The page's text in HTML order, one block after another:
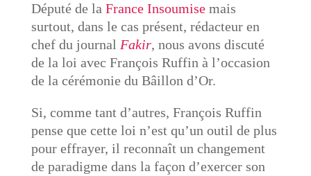
Député de la France Insoumisemais
surtout, dans le cas présent, rédacteur en
chef du journal Fakir, nous avons discuté
de la loi avec François Ruffin à l’occasion
de la cérémonie du Bâillon d’Or.
Si, comme tant d’autres, François Ruffin
pense que cette loi n’est qu’un outil de plus
pour effrayer, il reconnaît un changement
de paradigme dans la façon d’exercer son